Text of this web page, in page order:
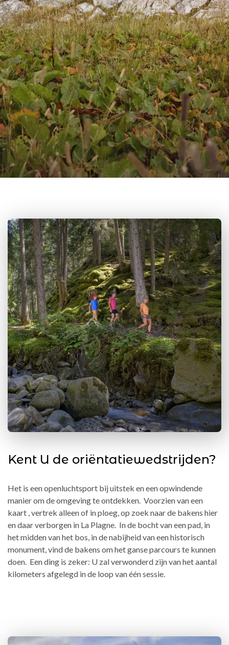
Kent U de oriëntatiewedstrijden?
Het is een openluchtsport bij uitstek en een opwindende
manier om de omgeving te ontdekken. Voorzien van een
kaart , vertrek alleen of in ploeg, op zoek naar de bakens hier
en daar verborgen in La Plagne. In de bocht van een pad, in
het midden van het bos, in de nabijheid van een historisch
monument, vind de bakens om het ganse parcours te kunnen
doen. Een ding is zeker: U zal verwonderd zijn van het aantal
kilometers afgelegd in de loop van één sessie.